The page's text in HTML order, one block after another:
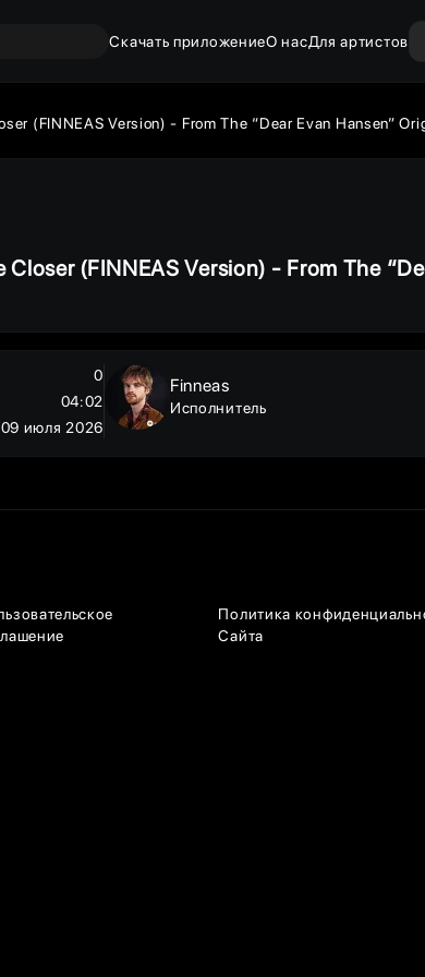
Скачать приложениеО насДля артистов
(FINNEAS Version) - From The “Dear Evan Hansen”
Closer (FINNEAS Version) - From The
Picture Soundtrack
0
04:02
09 июля 2026
Finneas
Исполнитель
Политика
Сайта